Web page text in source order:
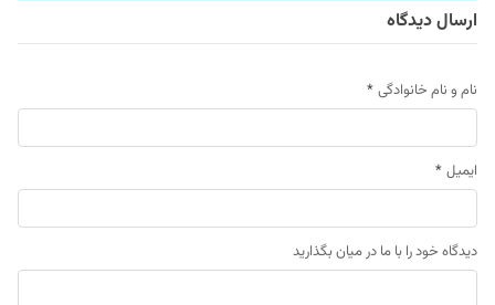
ارسال دیدگاه
نام و نام خانوادگی *
ایمیل *
دیدگاه خود را با ما در میان بگذارید